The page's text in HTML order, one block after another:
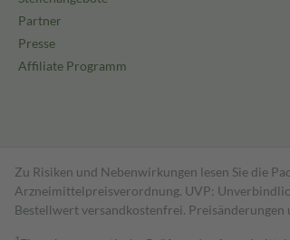
Partner
Presse
Affiliate Programm
Zu Risiken und Nebenwirkungen lesen Sie die
Arzneimittelpreisverordnung. UVP:
Bestell­wert versand­kosten­frei.